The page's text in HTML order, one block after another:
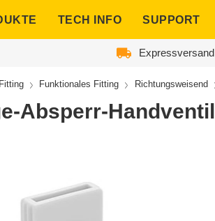
TECH INFO SUPPORT
Expressversand
Funktionales Fitting Richtungsweisend
Absperr-Handventil